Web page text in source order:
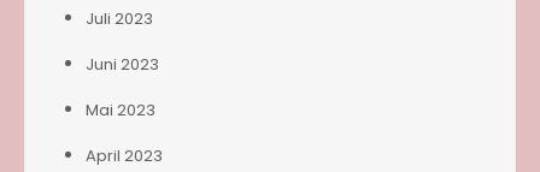
Juli 2023
Juni 2023
Mai 2023
April 2023